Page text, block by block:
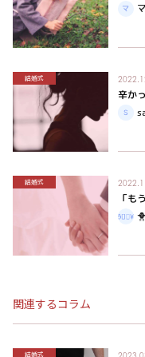
結婚式
辛か
結婚式
「も
関連するコラム
結婚式